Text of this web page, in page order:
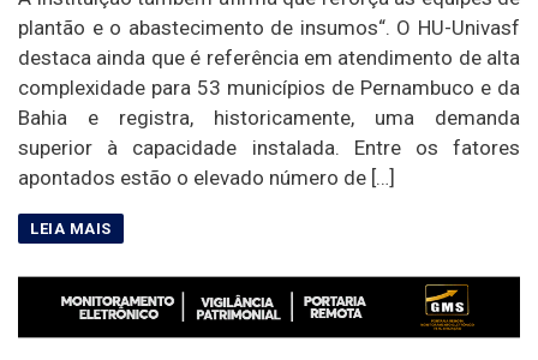
plantão e o abastecimento de insumos“. O HU-Univasf
destaca ainda que é referência em atendimento de alta
complexidade para 53 municípios de Pernambuco e da
Bahia e registra, historicamente, uma demanda
superior à capacidade instalada. Entre os fatores
apontados estão o elevado número de […]